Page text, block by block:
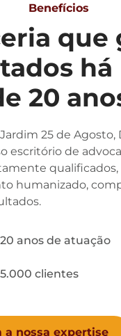
Benefícios
que
há
20
25 de Agosto,
escritório de
humanizado,
anos de atuação
clientes
a nossa expertise